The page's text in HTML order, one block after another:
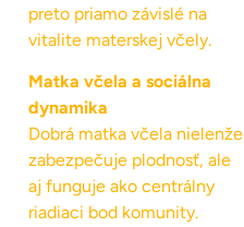
preto priamo závislé na
vitalite materskej včely.
Matka včela a sociálna
dynamika
Dobrá matka včela nielenže
zabezpečuje plodnosť, ale
aj funguje ako centrálny
riadiaci bod komunity.